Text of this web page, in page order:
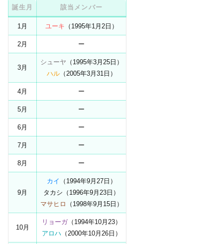
誕生月 該当メンバー
1月 ユーキ （1995年1月2日）
2月 ー
3月
シューヤ （1995年3月25日）
ハル（2005年3月31日）
4月 ー
5月 ー
6月 ー
7月 ー
8月 ー
9月
カイ （1994年9月27日）
タカシ（1996年9月23日）
マサヒロ （1998年9月15日）
10月
リョーガ（1994年10月23）
アロハ （2000年10月26日）